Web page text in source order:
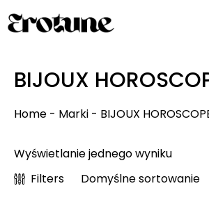
BIJOUX
Home - Marki - BIJOUX
Wyświetlanie jednego wyniku
Filters